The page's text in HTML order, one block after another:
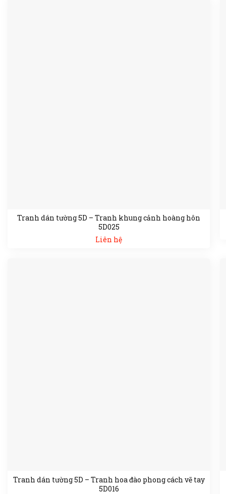
Tranh dán tường 5D – Tranh khung cảnh hoàng hôn
5D025
Liên hệ
Tranh dán tường 5D – Tranh hoa đào phong cách vẽ tay
5D016